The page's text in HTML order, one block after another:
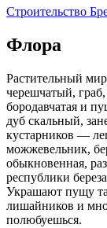
Строительство
Флора
Растительный
черешчатый, граб,
бородавчатая и
дуб скальный,
кустарников —
можжевельник,
обыкновенная,
республики
Украшают пущу
лишайников и
полюбуешься.